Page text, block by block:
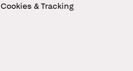
Cookies & Tracking